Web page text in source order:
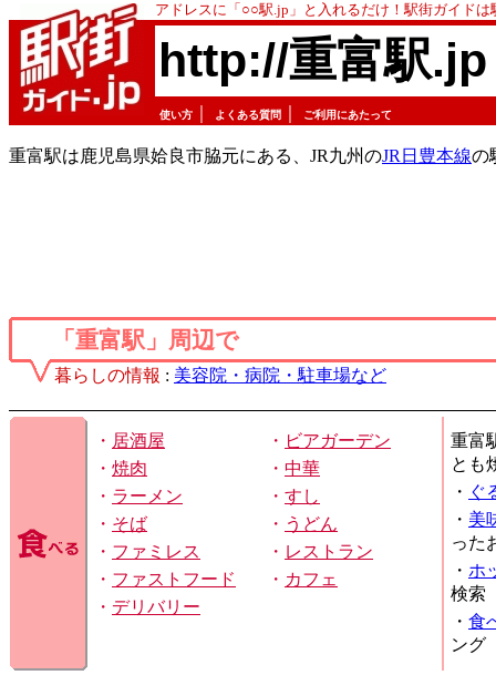
アドレスに「○○駅.jp」と入れるだけ！駅街ガイド
http://重富駅.jp
使い方 よくある質問 ご利用にあたって
重富駅は鹿児島県姶良市脇元にある、JR九州のJR日豊本線の
「重富駅」周辺で
暮らしの情報 : 美容院・病院・駐車場など
・ 居酒屋 ・ ビアガーデン
・ 焼肉 ・ 中華
・ ラーメン ・ すし
・ そば ・ うどん
・ ファミレス ・ レストラン
・ ファストフード ・ カフェ
・ デリバリー
重富
とも
・ ぐ
・ 美
った
・ ホ
検索
・ 食
ング